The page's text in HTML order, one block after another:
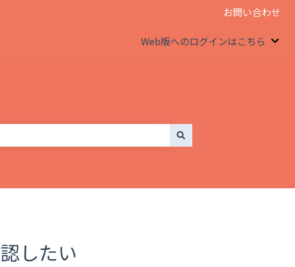
お問い合わせ
Web版へのログインはこちら
したい